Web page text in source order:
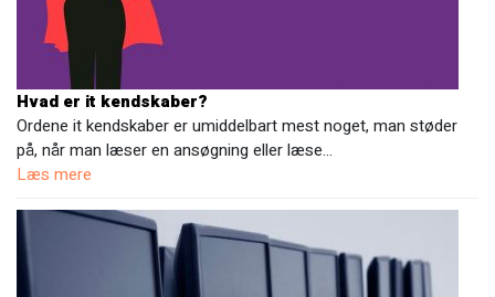
Hvad er it kendskaber?
Ordene it kendskaber er umiddelbart mest noget, man støder
på, når man læser en ansøgning eller læse…
Læs mere